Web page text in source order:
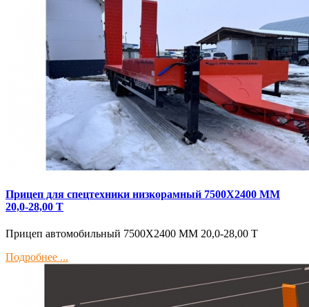
Прицеп для спецтехники низкорамный 7500Х2400 ММ
20,0-28,00 Т
Прицеп автомобильный 7500Х2400 ММ 20,0-28,00 Т
Подробнее ...